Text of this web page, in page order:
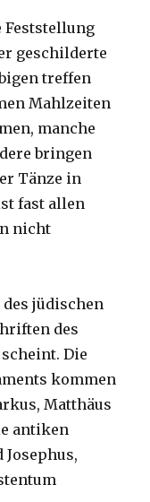
Feststellung
geschilderte
treffen
Mahlzeiten
manche
bringen
Tänze in
fast allen
nicht
jüdischen
des
Die
kommen
Matthäus
antiken